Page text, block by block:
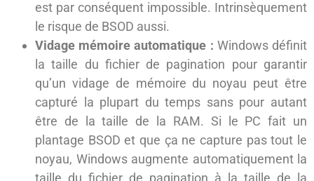
est par conséquent impossible. Intrinsèquement
le risque de BSOD aussi.
Vidage mémoire automatique : Windows définit
la taille du fichier de pagination pour garantir
qu’un vidage de mémoire du noyau peut être
capturé la plupart du temps sans pour autant
être de la taille de la RAM. Si le PC fait un
plantage BSOD et que ça ne capture pas tout le
noyau, Windows augmente automatiquement la
taille du fichier de pagination à la taille de la